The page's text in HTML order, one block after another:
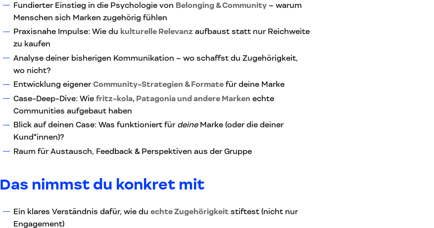
Fundierter Einstieg in die Psychologie von Belonging & Community– warum
Menschen sich Marken zugehörig fühlen
Praxisnahe Impulse: Wie du kulturelle Relevanz aufbaust statt nur Reichweite
zu kaufen
Analyse deiner bisherigen Kommunikation – wo schaffst du Zugehörigkeit,
wo nicht?
Entwicklung eigenerCommunity-Strategien & Formatefür deine Marke
Case-Deep-Dive: Wie fritz-kola, Patagonia und andere Marken echte
Communities aufgebaut haben
Blick auf deinen Case: Was funktioniert für deineMarke (oder die deiner
Kund*innen)?
Raum für Austausch, Feedback & Perspektiven aus der Gruppe
Das nimmst du konkret mit
Ein klares Verständnis dafür, wie du echte Zugehörigkeitstiftest (nicht nur
Engagement)